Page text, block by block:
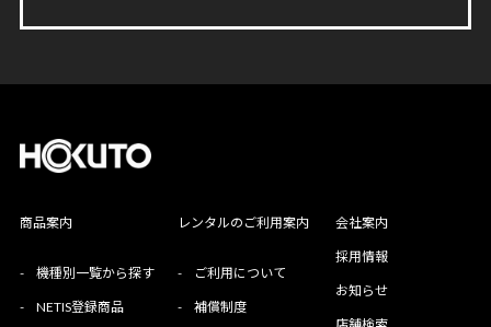
商品案内
- 機種別一覧から探す
- NETIS登録商品
レンタルのご利用案内
- ご利用について
- 補償制度
会社案内
採用情報
お知らせ